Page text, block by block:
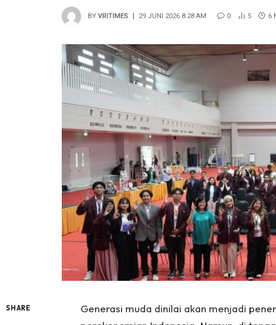
BY VRITIMES 29 JUNI 2026 8:28 AM 0 5 6
SHARE
Generasi muda dinilai akan menjadi